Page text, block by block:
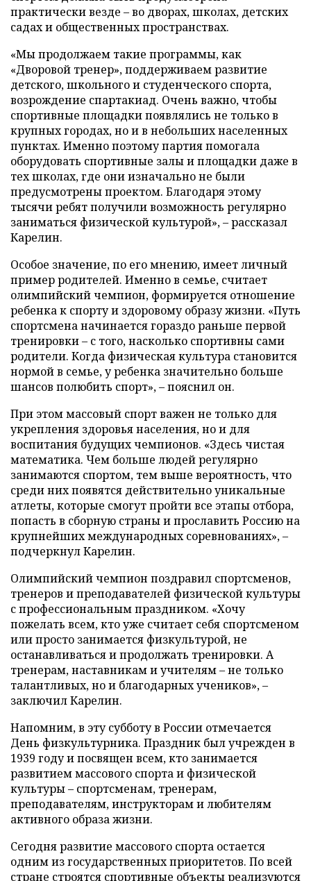
практически везде – во дворах, школах, детских
садах и общественных пространствах.
«Мы продолжаем такие программы, как
«Дворовой тренер», поддерживаем развитие
детского, школьного и студенческого спорта,
возрождение спартакиад. Очень важно, чтобы
спортивные площадки появлялись не только в
крупных городах, но и в небольших населенных
пунктах. Именно поэтому партия помогала
оборудовать спортивные залы и площадки даже в
тех школах, где они изначально не были
предусмотрены проектом. Благодаря этому
тысячи ребят получили возможность регулярно
заниматься физической культурой», – рассказал
Карелин.
Особое значение, по его мнению, имеет личный
пример родителей. Именно в семье, считает
олимпийский чемпион, формируется отношение
ребенка к спорту и здоровому образу жизни. «Путь
спортсмена начинается гораздо раньше первой
тренировки – с того, насколько спортивны сами
родители. Когда физическая культура становится
нормой в семье, у ребенка значительно больше
шансов полюбить спорт», – пояснил он.
При этом массовый спорт важен не только для
укрепления здоровья населения, но и для
воспитания будущих чемпионов. «Здесь чистая
математика. Чем больше людей регулярно
занимаются спортом, тем выше вероятность, что
среди них появятся действительно уникальные
атлеты, которые смогут пройти все этапы отбора,
попасть в сборную страны и прославить Россию на
крупнейших международных соревнованиях», –
подчеркнул Карелин.
Олимпийский чемпион поздравил спортсменов,
тренеров и преподавателей физической культуры
с профессиональным праздником. «Хочу
пожелать всем, кто уже считает себя спортсменом
или просто занимается физкультурой, не
останавливаться и продолжать тренировки. А
тренерам, наставникам и учителям – не только
талантливых, но и благодарных учеников», –
заключил Карелин.
Напомним, в эту субботу в России отмечается
День физкультурника. Праздник был учрежден в
1939 году и посвящен всем, кто занимается
развитием массового спорта и физической
культуры – спортсменам, тренерам,
преподавателям, инструкторам и любителям
активного образа жизни.
Сегодня развитие массового спорта остается
одним из государственных приоритетов. По всей
стране строятся спортивные объекты реализуются